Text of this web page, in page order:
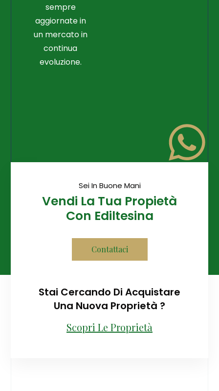
sempre
aggiornate in
un mercato in
continua
evoluzione.
Sei In Buone Mani
Vendi La Tua Propietà
Con Ediltesina
Contattaci
Stai Cercando Di Acquistare
Una Nuova Proprietà ?
Scopri Le Proprietà